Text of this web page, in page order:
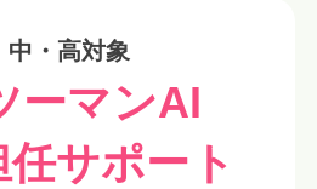
中・高対象
ーマンAI
サポート